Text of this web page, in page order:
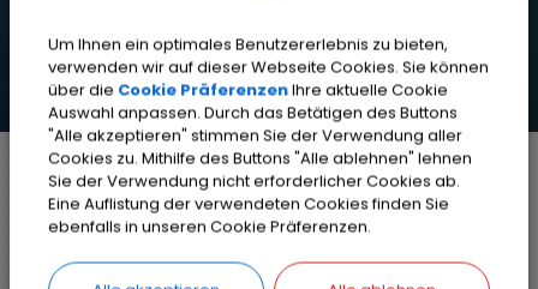
Markt Weisendorf Bürgerinfo
Rathaus
Ihr Anliegen
Detail
Um Ihnen ein optimales Benutzererlebnis zu bieten,
verwenden wir auf dieser Webseite Cookies. Sie können
über die Cookie PräferenzenIhre aktuelle Cookie
Auswahl anpassen. Durch das Betätigen des Buttons
"Alle akzeptieren" stimmen Sie der Verwendung aller
Cookies zu. Mithilfe des Buttons "Alle ablehnen" lehnen
Sie der Verwendung nicht erforderlicher Cookies ab.
Eine Auflistung der verwendeten Cookies finden Sie
ebenfalls in unseren Cookie Präferenzen.